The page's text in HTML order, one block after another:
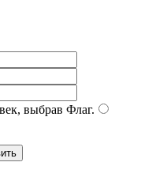
выбрав Флаг.